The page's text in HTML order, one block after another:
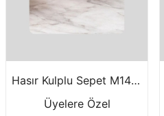
Hasır Kulplu Sepet M1442
Üyelere Özel